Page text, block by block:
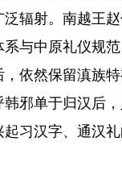
泛辐射。南越王
与中原礼仪规
依然保留滇族
邪单于归汉后
习汉字、通汉